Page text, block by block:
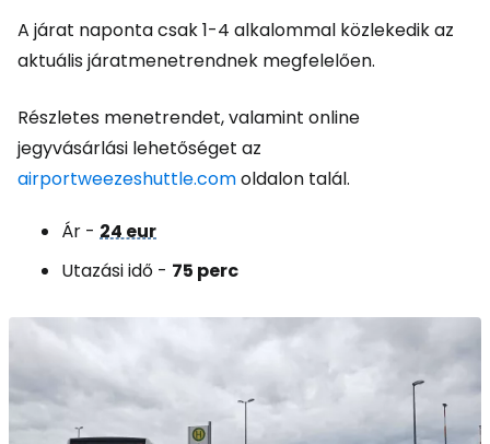
A járat naponta csak 1-4 alkalommal közlekedik az
aktuális járatmenetrendnek megfelelően.
Részletes menetrendet, valamint online
jegyvásárlási lehetőséget az
airportweezeshuttle.comoldalon talál.
Ár - 24 eur
Utazási idő - 75 perc